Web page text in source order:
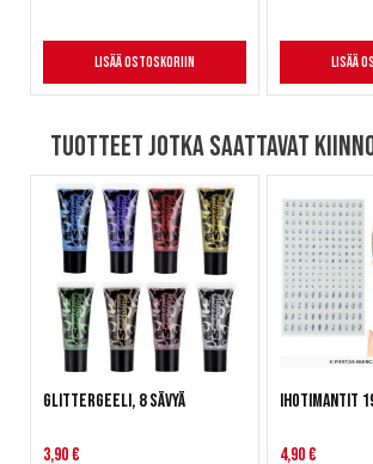
Lisää ostoskoriin Lisää
Tuotteet jotka saattavat
Glittergeeli, 8 sävyä
3,90 €
Ihotimantit
4,90 €